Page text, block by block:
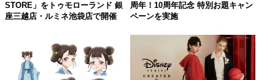
STORE」をトゥモローランド 銀
座三越店・ルミネ池袋店で開催
周年！10周年記念 特別お題キャン
ペーンを実施